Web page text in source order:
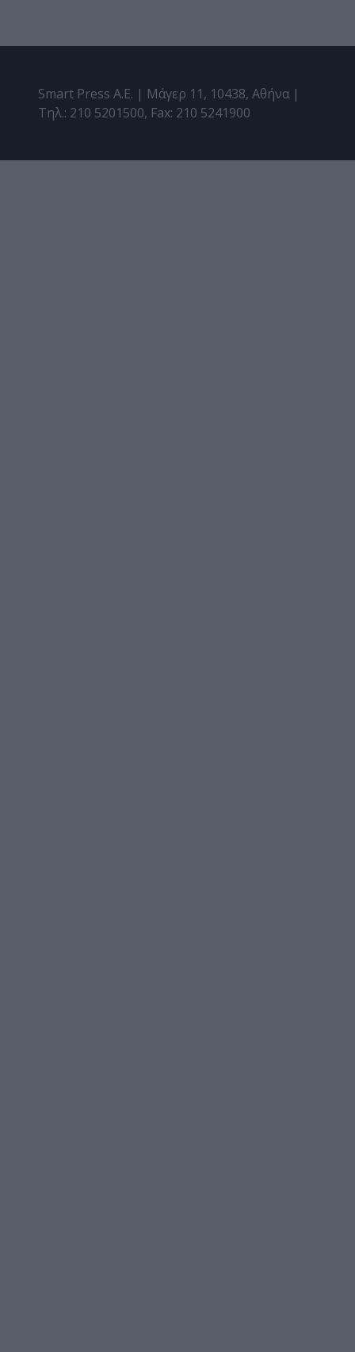
Smart Press A.E. | Μάγερ 11, 10438, Αθήνα |
Τηλ.: 210 5201500, Fax: 210 5241900